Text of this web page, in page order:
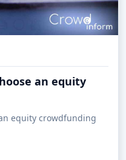
an equity
equity crowdfunding